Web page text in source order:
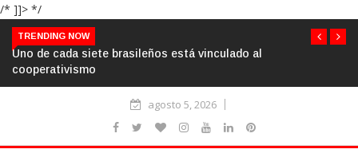
/* ]]> */
TRENDING NOW
está vinculado al
Gobierno argentino
agosto 5, 2026